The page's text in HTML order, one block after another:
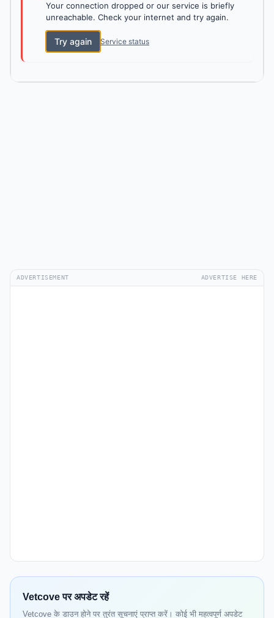
Your connection dropped or our service is briefly
unreachable. Check your internet and try again.
Try again Service status
ADVERTISEMENT ADVERTISE HERE
Vetcove पर अपडेट रहें
Vetcove के डाउन होने पर तुरंत सूचनाएं प्राप्त करें। कोई भी महत्वपूर्ण अपडेट